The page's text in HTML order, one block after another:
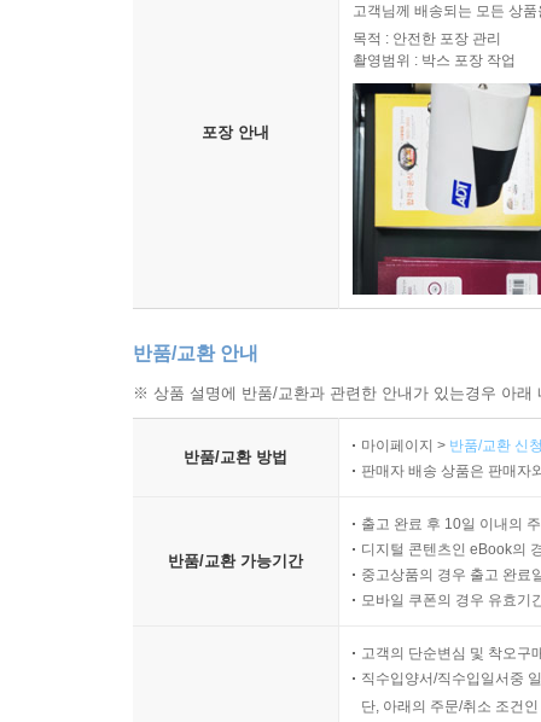
포장 안내
고객님께 배송되는 모든 상
목적 : 안전한 포장 관리
촬영범위 : 박스 포장 작업
반품/교환 안내
※ 상품 설명에 반품/교환과 관련한 안내가 있는경우 아
반품/교환 방법
마이페이지 > 반품/교환 신
판매자 배송 상품은 판매자
반품/교환 가능기간
출고 완료 후 10일 이내의
디지털 콘텐츠인 eBook의
중고상품의 경우 출고 완료
모바일 쿠폰의 경우 유효기
고객의 단순변심 및 착오구
직수입양서/직수입일서중
단, 아래의 주문/취소 조건